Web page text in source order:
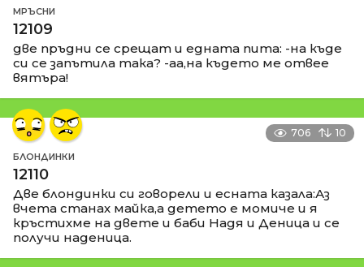
МРЪСНИ
12109
две пръдни се срещат и едната пита: -на къде
си се запътила така? -аа,на където ме отвее
вятъра!
706 10
БЛОНДИНКИ
12110
Две блондинки си говорели и есната казала:Аз
вчета станах майка,а детето е момиче и я
кръстихме на двете и баби Надя и Деница и се
получи наденица.